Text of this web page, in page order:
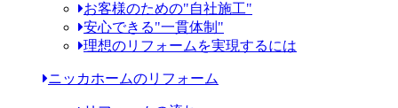
お客様のための"自社施工"
安心できる"一貫体制"
理想のリフォームを実現するには
ニッカホームのリフォーム